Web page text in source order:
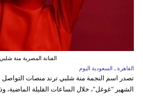
الفنانة المصرية منة شلبي
القاهرة ـ السعودية اليوم
تصدر اسم النجمة منة شلبي ترند منصات
الشهير "غوغل"، خلال الساعات القليلة الماضية،